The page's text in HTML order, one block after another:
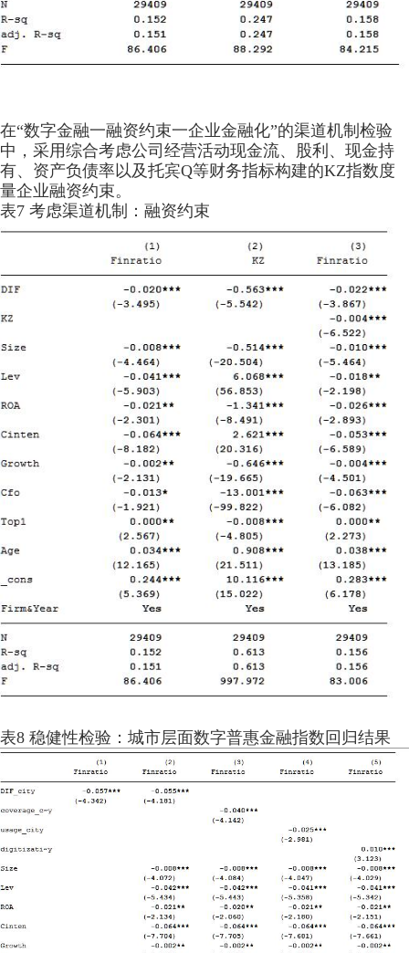
在“数字金融一融资约束一企业金融化”的渠道机制检验
中，采用综合考虑公司经营活动现金流、股利、现金持
有、资产负债率以及托宾Q等财务指标构建的KZ指数度
量企业融资约束。
表7 考虑渠道机制：融资约束
表8 稳健性检验：城市层面数字普惠金融指数回归结果